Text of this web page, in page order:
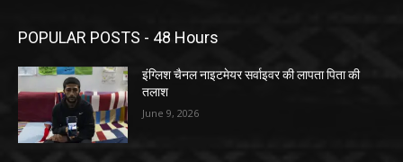
POPULAR POSTS - 48 Hours
इंग्लिश चैनल नाइटमेयर सर्वाइवर की लापता पिता की
तलाश
June 9, 2026